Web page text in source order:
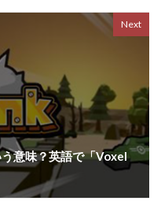
Next
意味？英語で「Voxel